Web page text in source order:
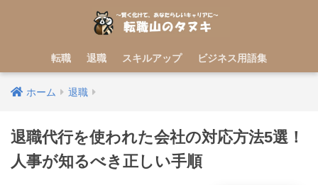
転職 退職 スキルアップ ビジネス用語集
ホーム 退職
退職代行を使われた会社の対応方法5選！
人事が知るべき正しい手順